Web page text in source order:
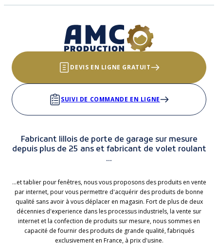
DEVIS EN LIGNE GRATUIT
SUIVI DE COMMANDE EN LIGNE
Fabricant lillois de porte de garage sur mesure
depuis plus de 25 ans et fabricant de volet roulant
...
...et tablier pour fenêtres, nous vous proposons des produits en vente
par internet, pour vous permettre d'acquérir des produits de bonne
qualité sans avoir à vous déplacer en magasin. Fort de plus de deux
décennies d'experience dans les processus industriels, la vente sur
internet et la confection de produits sur mesure, nous sommes en
capacité de fournir des produits de grande qualité, fabriqués
exclusivement en France, à prix d'usine.